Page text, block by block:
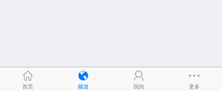
首页 频道 我的 更多